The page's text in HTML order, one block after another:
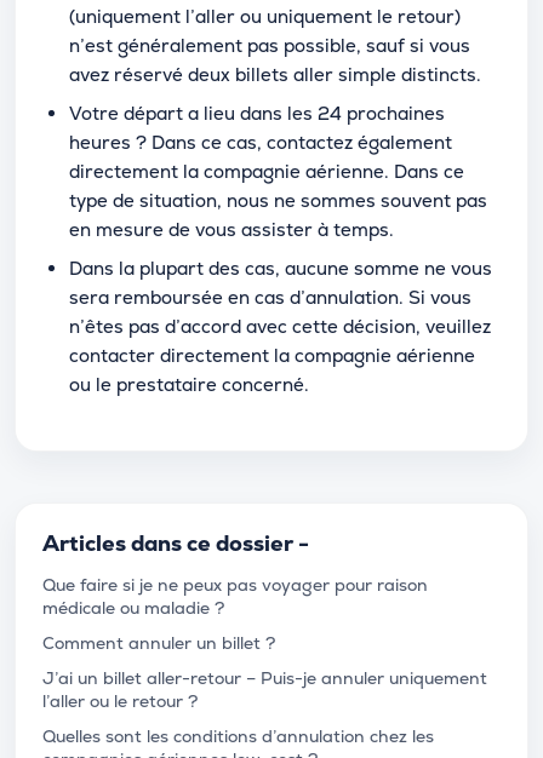
(uniquement l’aller ou uniquement le retour)
n’est généralement pas possible, sauf si vous
avez réservé deux billets aller simple distincts.
Votre départ a lieu dans les 24 prochaines
heures ? Dans ce cas, contactez également
directement la compagnie aérienne. Dans ce
type de situation, nous ne sommes souvent pas
en mesure de vous assister à temps.
Dans la plupart des cas, aucune somme ne vous
sera remboursée en cas d’annulation. Si vous
n’êtes pas d’accord avec cette décision, veuillez
contacter directement la compagnie aérienne
ou le prestataire concerné.
Articles dans ce dossier -
Que faire si je ne peux pas voyager pour raison
médicale ou maladie ?
Comment annuler un billet ?
J’ai un billet aller-retour – Puis-je annuler uniquement
l’aller ou le retour ?
Quelles sont les conditions d’annulation chez les